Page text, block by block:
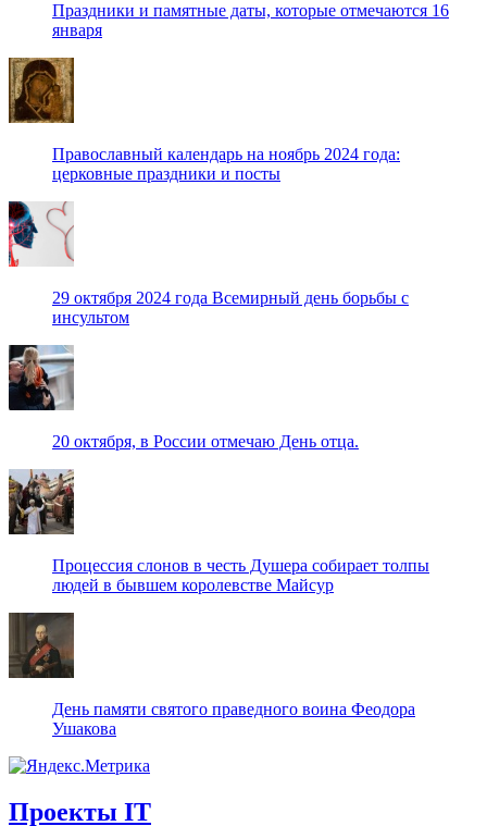
Праздники и памятные даты, которые отмечаются 16
января
Православный календарь на ноябрь 2024 года:
церковные праздники и посты
29 октября 2024 года Всемирный день борьбы с
инсультом
20 октября, в России отмечаю День отца.
Процессия слонов в честь Душера собирает толпы
людей в бывшем королевстве Майсур
День памяти святого праведного воина Феодора
Ушакова
Проекты IT